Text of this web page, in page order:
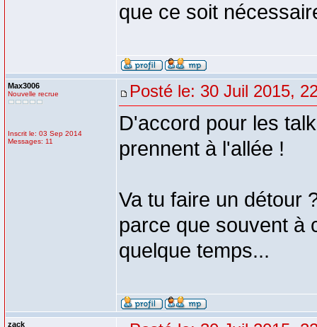
que ce soit
Max3006
Nouvelle recrue
Inscrit le: 03 Sep 2014
Messages: 11
Posté le: 30 Juil 2015,
D'accord pour les
prennent à l'allée !
Va tu faire un détour
parce que souvent à
quelque temps...
zack